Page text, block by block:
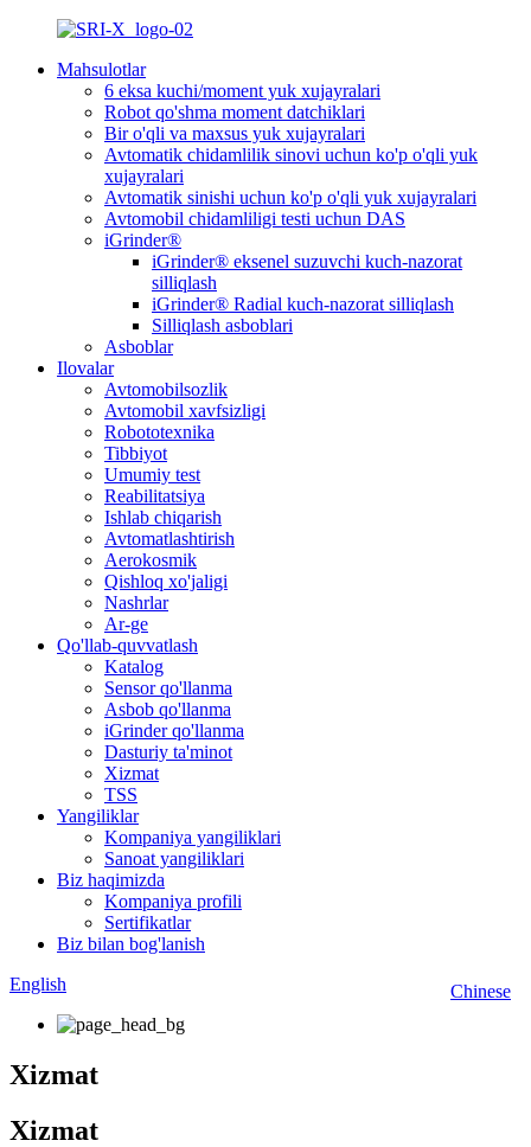
Mahsulotlar
6 eksa kuchi/moment yuk xujayralari
Robot qo'shma moment datchiklari
Bir o'qli va maxsus yuk xujayralari
Avtomatik chidamlilik sinovi uchun ko'p o'qli yuk
xujayralari
Avtomatik sinishi uchun ko'p o'qli yuk xujayralari
Avtomobil chidamliligi testi uchun DAS
iGrinder®
iGrinder® eksenel suzuvchi kuch-nazorat
silliqlash
iGrinder® Radial kuch-nazorat silliqlash
Silliqlash asboblari
Asboblar
Ilovalar
Avtomobilsozlik
Avtomobil xavfsizligi
Robototexnika
Tibbiyot
Umumiy test
Reabilitatsiya
Ishlab chiqarish
Avtomatlashtirish
Aerokosmik
Qishloq xo'jaligi
Nashrlar
Ar-ge
Qo'llab-quvvatlash
Katalog
Sensor qo'llanma
Asbob qo'llanma
iGrinder qo'llanma
Dasturiy ta'minot
Xizmat
TSS
Yangiliklar
Kompaniya yangiliklari
Sanoat yangiliklari
Biz haqimizda
Kompaniya profili
Sertifikatlar
Biz bilan bog'lanish
Chinese
English
Xizmat
Xizmat